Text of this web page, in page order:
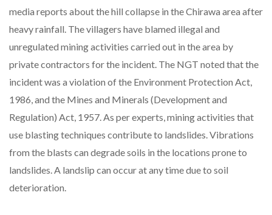
media reports about the hill collapse in the Chirawa area after
heavy rainfall. The villagers have blamed illegal and
unregulated mining activities carried out in the area by
private contractors for the incident. The NGT noted that the
incident was a violation of the Environment Protection Act,
1986, and the Mines and Minerals (Development and
Regulation) Act, 1957. As per experts, mining activities that
use blasting techniques contribute to landslides. Vibrations
from the blasts can degrade soils in the locations prone to
landslides. A landslip can occur at any time due to soil
deterioration.